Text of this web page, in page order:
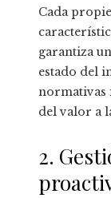
Cada
garantiza
estado del
normativas
del valor a
2.